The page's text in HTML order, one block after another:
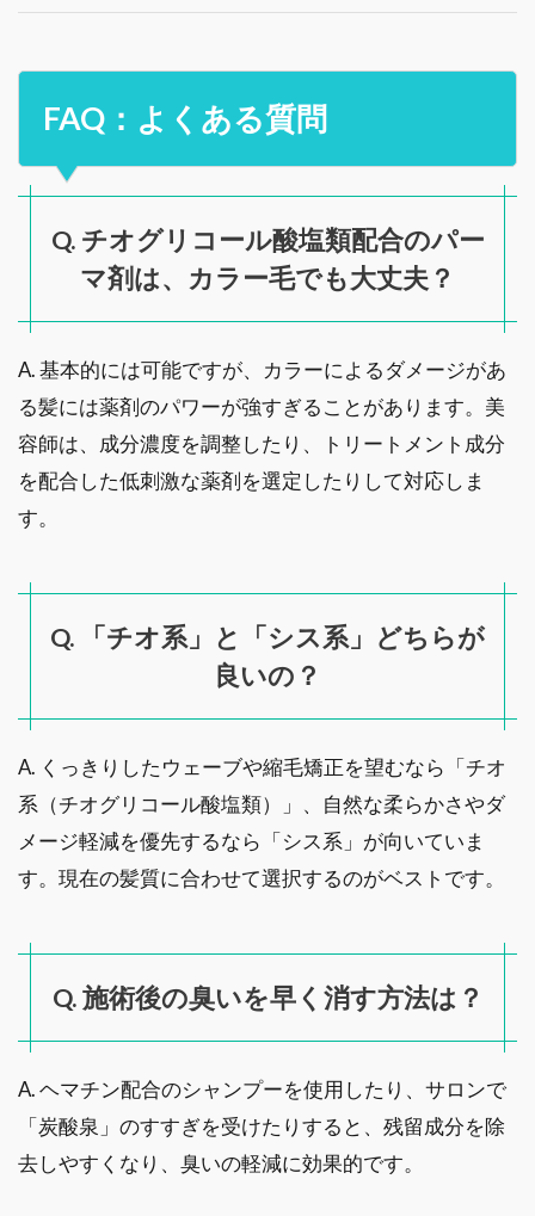
FAQ：よくある質問
Q. チオグリコール酸塩類配合のパー
マ剤は、カラー毛でも大丈夫？
A. 基本的には可能ですが、カラーによるダメージがあ
る髪には薬剤のパワーが強すぎることがあります。美
容師は、成分濃度を調整したり、トリートメント成分
を配合した低刺激な薬剤を選定したりして対応しま
す。
Q. 「チオ系」と「シス系」どちらが
良いの？
A. くっきりしたウェーブや縮毛矯正を望むなら「チオ
系（チオグリコール酸塩類）」、自然な柔らかさやダ
メージ軽減を優先するなら「シス系」が向いていま
す。現在の髪質に合わせて選択するのがベストです。
Q. 施術後の臭いを早く消す方法は？
A. ヘマチン配合のシャンプーを使用したり、サロンで
「炭酸泉」のすすぎを受けたりすると、残留成分を除
去しやすくなり、臭いの軽減に効果的です。